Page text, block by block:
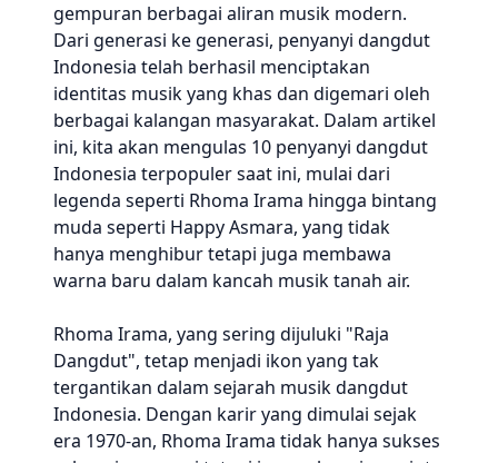
gempuran berbagai aliran musik modern.
Dari generasi ke generasi, penyanyi dangdut
Indonesia telah berhasil menciptakan
identitas musik yang khas dan digemari oleh
berbagai kalangan masyarakat. Dalam artikel
ini, kita akan mengulas 10 penyanyi dangdut
Indonesia terpopuler saat ini, mulai dari
legenda seperti Rhoma Irama hingga bintang
muda seperti Happy Asmara, yang tidak
hanya menghibur tetapi juga membawa
warna baru dalam kancah musik tanah air.
Rhoma Irama, yang sering dijuluki "Raja
Dangdut", tetap menjadi ikon yang tak
tergantikan dalam sejarah musik dangdut
Indonesia. Dengan karir yang dimulai sejak
era 1970-an, Rhoma Irama tidak hanya sukses